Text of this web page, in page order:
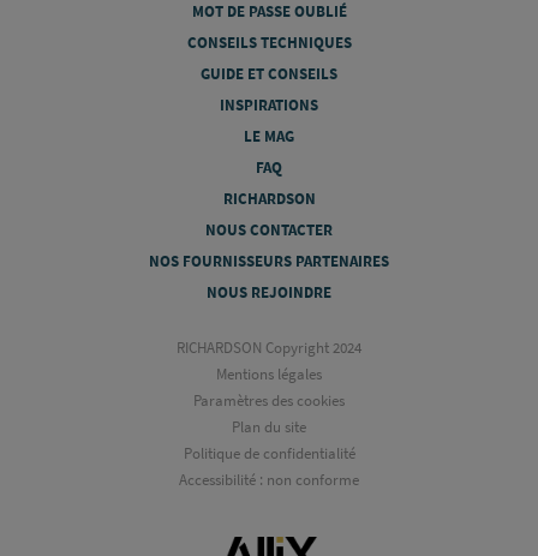
MOT DE PASSE OUBLIÉ
CONSEILS TECHNIQUES
GUIDE ET CONSEILS
INSPIRATIONS
LE MAG
FAQ
RICHARDSON
NOUS CONTACTER
NOS FOURNISSEURS PARTENAIRES
NOUS REJOINDRE
RICHARDSON Copyright 2024
Mentions légales
Paramètres des cookies
Plan du site
Politique de confidentialité
Accessibilité : non conforme